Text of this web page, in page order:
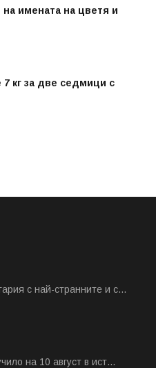
на имената на цветя и
7 кг за две седмици с
с най-странните и с...
на 10 август в ист...